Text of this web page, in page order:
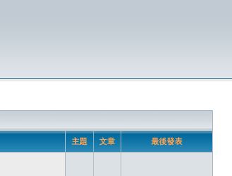
主題 文章 最後發表